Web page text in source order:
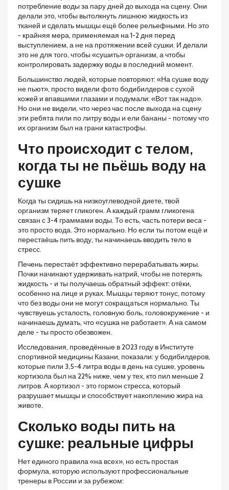
потребление воды за пару дней до выхода на сцену. Они
делали это, чтобы вытолкнуть лишнюю жидкость из
тканей и сделать мышцы ещё более рельефными. Но это
- крайняя мера, применяемая на 1-2 дня перед
выступлением, а не на протяжении всей сушки. И делали
это не для того, чтобы «сушить» организм, а чтобы
контролировать задержку воды в последний момент.
Большинство людей, которые повторяют: «На сушке воду
не пьют», просто видели фото бодибилдеров с сухой
кожей и впавшими глазами и подумали: «Вот так надо».
Но они не видели, что через час после выхода на сцену
эти ребята пили по литру воды и ели бананы - потому что
их организм был на грани катастрофы.
Что происходит с телом,
когда ты не пьёшь воду на
сушке
Когда ты сидишь на низкоуглеводной диете, твой
организм теряет гликоген. А каждый грамм гликогена
связан с 3-4 граммами воды. То есть, часть потери веса -
это просто вода. Это нормально. Но если ты потом ещё и
перестаёшь пить воду, ты начинаешь вводить тело в
стресс.
Печень перестаёт эффективно перерабатывать жиры.
Почки начинают удерживать натрий, чтобы не потерять
жидкость - и ты получаешь обратный эффект: отёки,
особенно на лице и руках. Мышцы теряют тонус, потому
что без воды они не могут сокращаться нормально. Ты
чувствуешь усталость, головную боль, головокружение - и
начинаешь думать, что «сушка не работает». А на самом
деле - ты просто обезвожен.
Исследования, проведённые в 2023 году в Институте
спортивной медицины Казани, показали: у бодибилдеров,
которые пили 3,5-4 литра воды в день на сушке, уровень
кортизола был на 22% ниже, чем у тех, кто пил меньше 2
литров. А кортизол - это гормон стресса, который
разрушает мышцы и способствует накоплению жира на
животе.
Сколько воды пить на
сушке: реальные цифры
Нет единого правила «на всех», но есть простая
формула, которую используют профессиональные
тренеры в России и за рубежом: